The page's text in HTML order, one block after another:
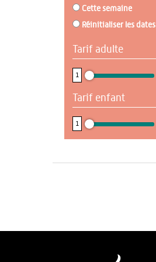
Cette semaine
Réinitialiser les dates
Tarif adulte
1
Tarif enfant
1